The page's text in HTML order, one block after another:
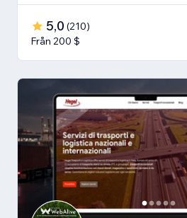
5,0 (210)
Från 200 $